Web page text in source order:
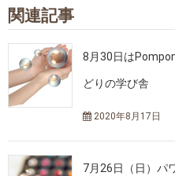
関連記事
8月30日は
どりの学び舎
2020年8月17日
7月26日（日）パ